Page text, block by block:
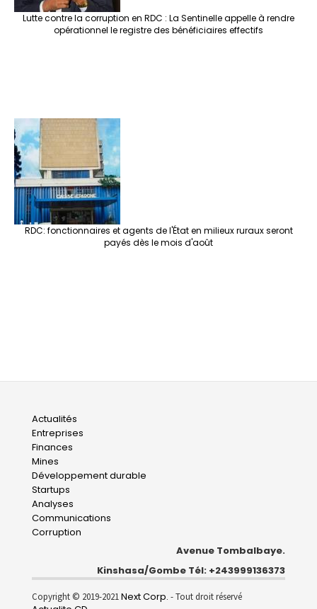
Lutte contre la corruption en RDC : La Sentinelle appelle à rendre
opérationnel le registre des bénéficiaires effectifs
RDC: fonctionnaires et agents de l'État en milieux ruraux seront
payés dès le mois d'août
Main
navigation
Actualités
Entreprises
Finances
Mines
Développement durable
Startups
Analyses
Communications
Corruption
Avenue Tombalbaye.
Kinshasa/Gombe Tél: +243999136373
Copyright © 2019-2021Next Corp. - Tout droit réservé